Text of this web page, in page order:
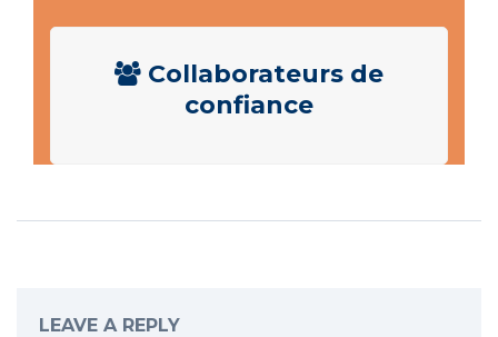
Collaborateurs de
confiance
LEAVE A REPLY